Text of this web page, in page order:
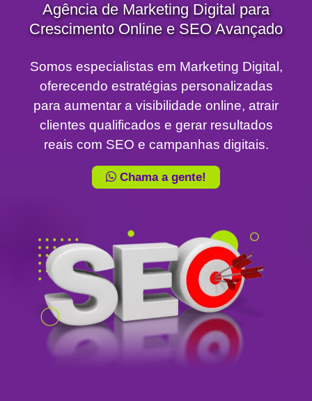
Agência de Marketing Digital para
Crescimento Online e SEO Avançado
Somos especialistas em Marketing Digital,
oferecendo estratégias personalizadas
para aumentar a visibilidade online, atrair
clientes qualificados e gerar resultados
reais com SEO e campanhas digitais.
Chama a gente!